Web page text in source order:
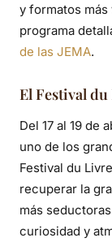
y formatos
programa
de las JEMA.
El Festival
Del 17 al 19 de
uno de los
Festival du
recuperar la
más
curiosidad y